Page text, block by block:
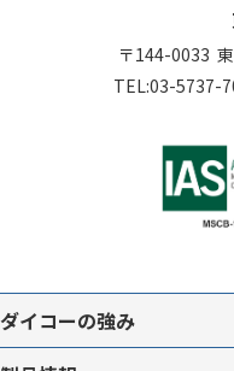
〒144-0033
TEL:03-5737-
ダイコーの強み